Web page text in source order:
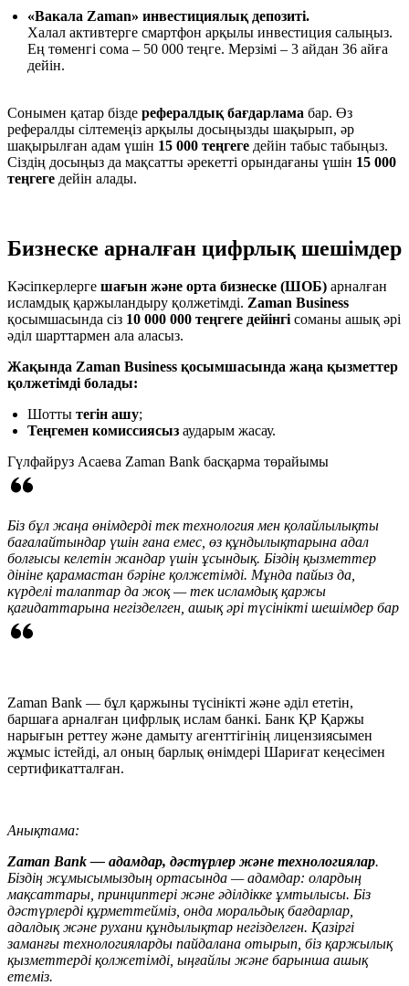
«Вакала Zaman» инвестициялық депозиті.
Халал активтерге смартфон арқылы инвестиция салыңыз.
Ең төменгі сома – 50 000 теңге. Мерзімі – 3 айдан 36 айға
дейін.
Сонымен қатар бізде рефералдық бағдарлама бар. Өз
рефералды сілтемеңіз арқылы досыңызды шақырып, әр
шақырылған адам үшін 15 000 теңгеге дейін табыс табыңыз.
Сіздің досыңыз да мақсатты әрекетті орындағаны үшін 15 000
теңгеге дейін алады.
Бизнеске арналған цифрлық шешімдер
Кәсіпкерлерге шағын және орта бизнеске (ШОБ) арналған
исламдық қаржыландыру қолжетімді. Zaman Business
қосымшасында сіз 10 000 000 теңгеге дейінгісоманы ашық әрі
әділ шарттармен ала аласыз.
Жақында Zaman Business қосымшасында жаңа қызметтер
қолжетімді болады:
Шотты тегін ашу;
Теңгемен комиссиясыз аударым жасау.
Гүлфайруз Асаева Zaman Bank басқарма төрайымы
Біз бұл жаңа өнімдерді тек технология мен қолайлылықты
бағалайтындар үшін ғана емес, өз құндылықтарына адал
болғысы келетін жандар үшін ұсындық. Біздің қызметтер
дініне қарамастан бәріне қолжетімді. Мұнда пайыз да,
күрделі талаптар да жоқ — тек исламдық қаржы
қағидаттарына негізделген, ашық әрі түсінікті шешімдер бар
Zaman Bank — бұл қаржыны түсінікті және әділ ететін,
баршаға арналған цифрлық ислам банкі. Банк ҚР Қаржы
нарығын реттеу және дамыту агенттігінің лицензиясымен
жұмыс істейді, ал оның барлық өнімдері Шариғат кеңесімен
сертификатталған.
Анықтама:
Zaman Bank — адамдар, дәстүрлер және технологиялар.
Біздің жұмысымыздың ортасында — адамдар: олардың
мақсаттары, принциптері және әділдікке ұмтылысы. Біз
дәстүрлерді құрметтейміз, онда моральдық бағдарлар,
адалдық және рухани құндылықтар негізделген. Қазіргі
заманғы технологияларды пайдалана отырып, біз қаржылық
қызметтерді қолжетімді, ыңғайлы және барынша ашық
етеміз.